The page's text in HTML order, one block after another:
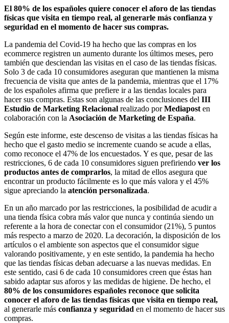
El 80% de los españoles quiere conocer el aforo de las tiendas
físicas que visita en tiempo real, al generarle más confianza y
seguridad en el momento de hacer sus compras.
La pandemia del Covid-19 ha hecho que las compras en los
ecommerce registren un aumento durante los últimos meses, pero
también que desciendan las visitas en el caso de las tiendas físicas.
Solo 3 de cada 10 consumidores aseguran que mantienen la misma
frecuencia de visita que antes de la pandemia, mientras que el 17%
de los españoles afirma que prefiere ir a las tiendas locales para
hacer sus compras. Estas son algunas de las conclusiones del III
Estudio de Marketing Relacional realizado porMediapost en
colaboración con la Asociación de Marketing de España.
Según este informe, este descenso de visitas a las tiendas físicas ha
hecho que el gasto medio se incremente cuando se acude a ellas,
como reconoce el 47% de los encuestados. Y es que, pesar de las
restricciones, 6 de cada 10 consumidores siguen prefiriendo ver los
productos antes de comprarlos, la mitad de ellos asegura que
encontrar un producto fácilmente es lo que más valora y el 45%
sigue apreciando la atención personalizada.
En un año marcado por las restricciones, la posibilidad de acudir a
una tienda física cobra más valor que nunca y continúa siendo un
referente a la hora de conectar con el consumidor (21%), 5 puntos
más respecto a marzo de 2020. La decoración, la disposición de los
artículos o el ambiente son aspectos que el consumidor sigue
valorando positivamente, y en este sentido, la pandemia ha hecho
que las tiendas físicas deban adecuarse a las nuevas medidas. En
este sentido, casi 6 de cada 10 consumidores creen que éstas han
sabido adaptar sus aforos y las medidas de higiene. De hecho, el
80% de los consumidores españoles reconoce que solicita
conocer el aforo de las tiendas físicas que visita en tiempo real,
al generarle más confianza y seguridad en el momento de hacer sus
compras.